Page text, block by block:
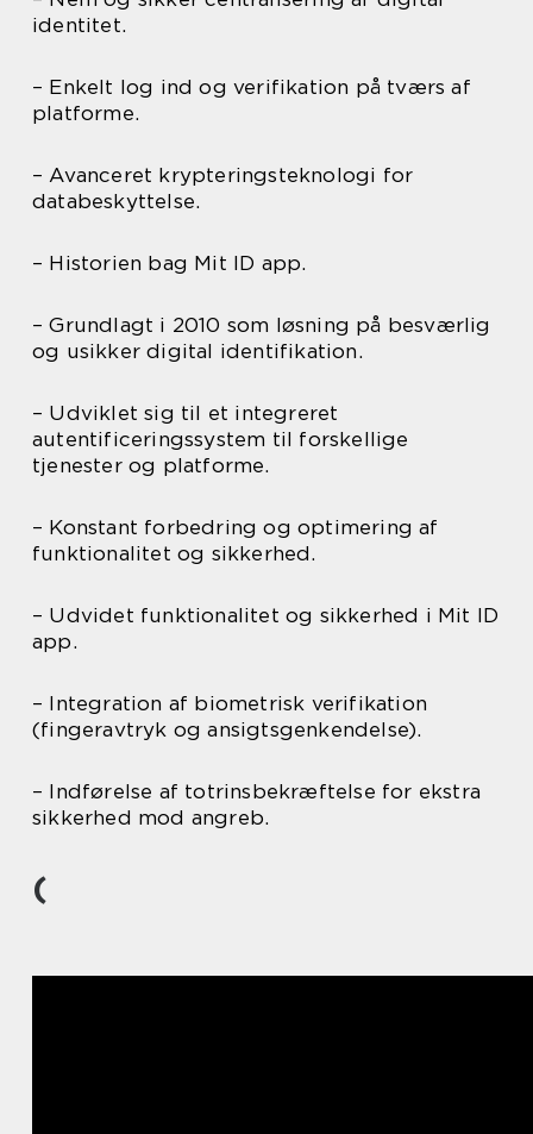
identitet.
– Enkelt log ind og verifikation på tværs af
platforme.
– Avanceret krypteringsteknologi for
databeskyttelse.
– Historien bag Mit ID app.
– Grundlagt i 2010 som løsning på besværlig
og usikker digital identifikation.
– Udviklet sig til et integreret
autentificeringssystem til forskellige
tjenester og platforme.
– Konstant forbedring og optimering af
funktionalitet og sikkerhed.
– Udvidet funktionalitet og sikkerhed i Mit ID
app.
– Integration af biometrisk verifikation
(fingeravtryk og ansigtsgenkendelse).
– Indførelse af totrinsbekræftelse for ekstra
sikkerhed mod angreb.
(